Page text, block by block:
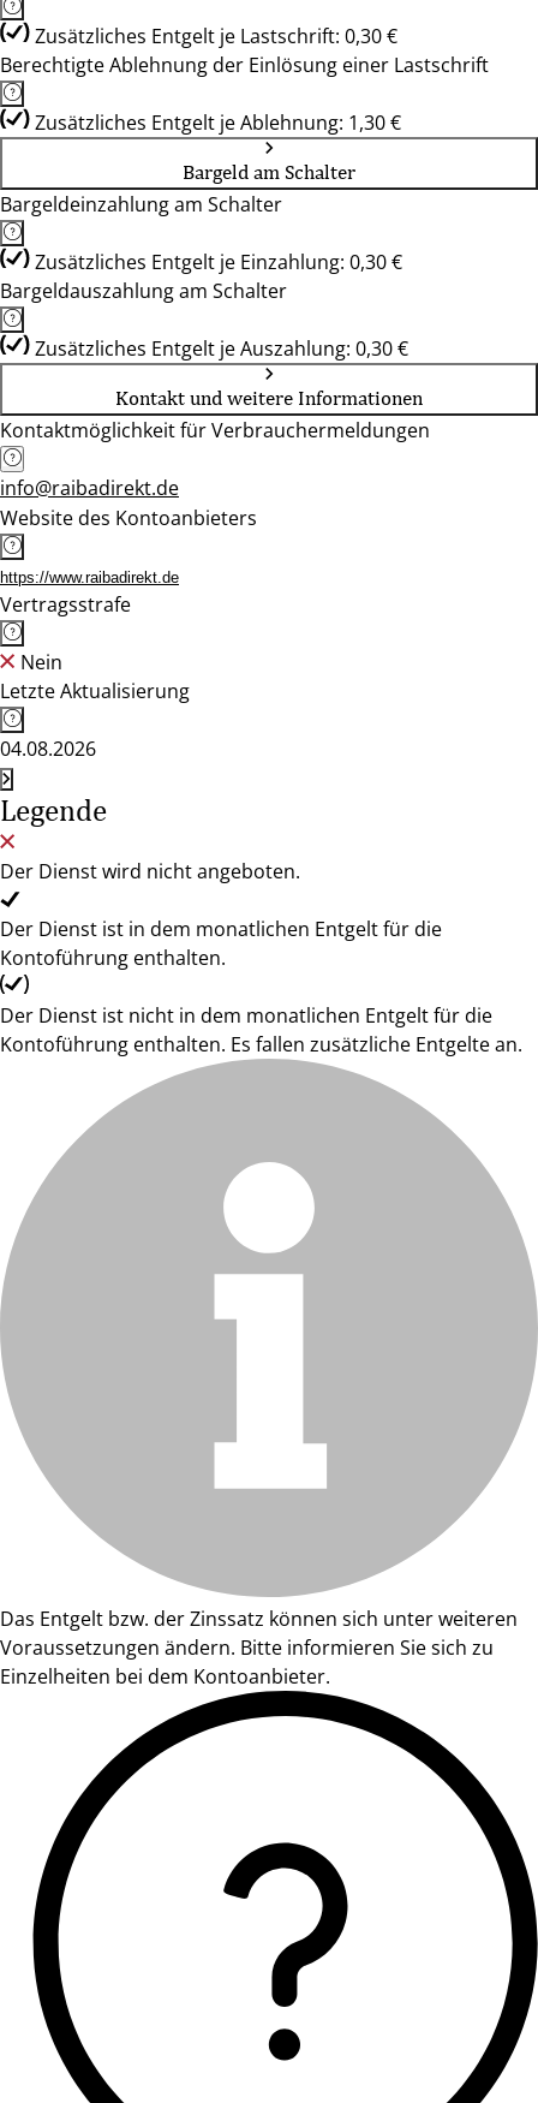
Zusätzliches Entgelt je Lastschrift: 0,30 €
Berechtigte Ablehnung der Einlösung einer Lastschrift
Zusätzliches Entgelt je Ablehnung: 1,30 €
Bargeld am Schalter
Bargeldeinzahlung am Schalter
Zusätzliches Entgelt je Einzahlung: 0,30 €
Bargeldauszahlung am Schalter
Zusätzliches Entgelt je Auszahlung: 0,30 €
Kontakt und weitere Informationen
Kontaktmöglichkeit für Verbrauchermeldungen
info@raibadirekt.de
Website des Kontoanbieters
https://www.raibadirekt.de
Vertragsstrafe
Nein
Letzte Aktualisierung
04.08.2026
Legende
Der Dienst wird nicht angeboten.
Der Dienst ist in dem monatlichen Entgelt für die
Kontoführung enthalten.
Der Dienst ist nicht in dem monatlichen Entgelt für die
Kontoführung enthalten. Es fallen zusätzliche Entgelte an.
Das Entgelt bzw. der Zinssatz können sich unter weiteren
Voraussetzungen ändern. Bitte informieren Sie sich zu
Einzelheiten bei dem Kontoanbieter.